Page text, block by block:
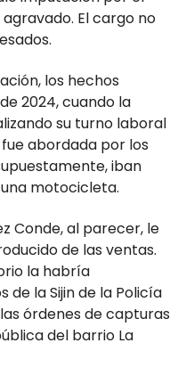
El cargo no
los hechos
2024, cuando la
su turno laboral
abordada por los
iban
motocicleta.
Conde, al parecer, le
de las ventas.
la habría
de la Sijin de la Policía
órdenes de capturas
del barrio La